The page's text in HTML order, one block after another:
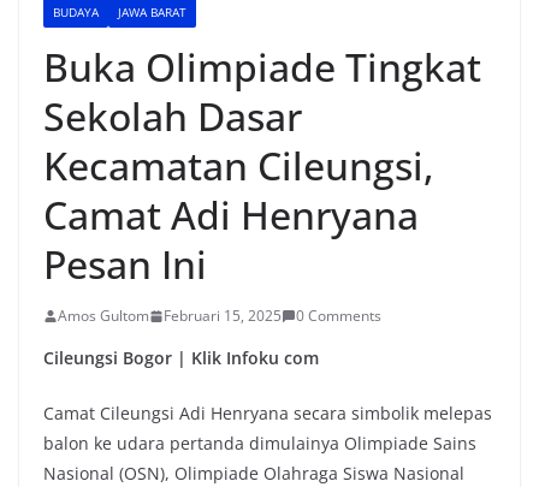
BUDAYA JAWA BARAT
Buka Olimpiade Tingkat
Sekolah Dasar
Kecamatan Cileungsi,
Camat Adi Henryana
Pesan Ini
Amos Gultom Februari 15, 2025 0 Comments
Cileungsi Bogor | Klik Infoku com
Camat Cileungsi Adi Henryana secara simbolik melepas
balon ke udara pertanda dimulainya Olimpiade Sains
Nasional (OSN), Olimpiade Olahraga Siswa Nasional